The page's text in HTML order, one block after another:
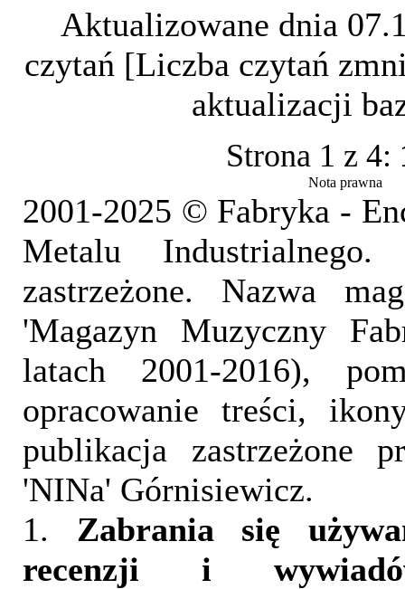
Aktualizowane dnia
czytań [Liczba czytań
aktualizacji
Strona 1 z 4:
Nota prawna
2001-2025 © Fabryka -
Metalu
zastrzeżone. Nazwa
'Magazyn Muzyczny
latach 2001-2016),
opracowanie treści,
publikacja zastrzeżone
'NINa' Górnisiewicz.
1. Zabrania się
recenzji i